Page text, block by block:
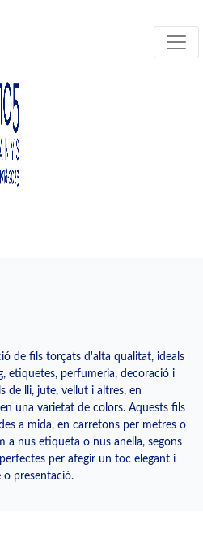
de fils torçats d'alta qualitat, ideals
etiquetes, perfumeria, decoració i
de lli, jute, vellut i altres, en
una varietat de colors. Aquests fils
a mida, en carretons per metres o
a nus etiqueta o nus anella, segons
per afegir un toc elegant i
presentació.